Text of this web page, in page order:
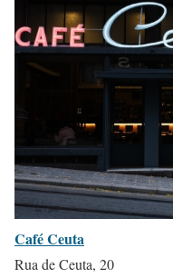
Café Ceuta
Rua de Ceuta, 20